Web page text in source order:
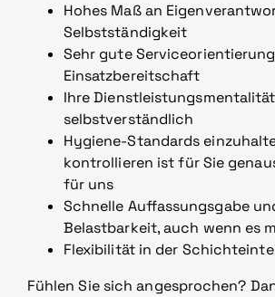
Hohes Maß an
Selbstständigkeit
Sehr gute
Einsatzbereitschaft
Ihre
selbstverständlich
Hygiene-Standards
kontrollieren ist für Sie
für uns
Schnelle Auffassungsgabe
Belastbarkeit, auch wenn es
Flexibilität in der
Fühlen Sie sich angesprochen?